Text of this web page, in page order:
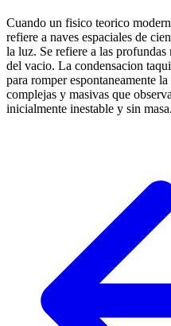
Cuando un fisico teorico
refiere a naves espaciales de
la luz. Se refiere a las profundas
del vacio. La condensacion
para romper espontaneamente
complejas y masivas que
inicialmente inestable y sin masa.